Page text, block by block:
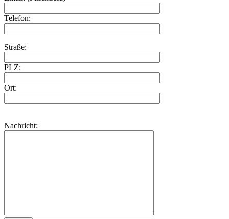
Telefon:
Straße:
PLZ:
Ort:
Nachricht: